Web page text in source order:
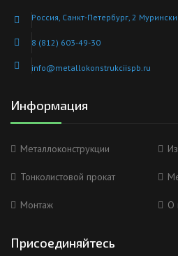
Россия, Санкт-Петербург, 2
8 (812) 603-49-30
info@metallokonstrukciispb.ru
Информация
Металлоконструкции
Тонколистовой прокат
Монтаж О
Присоединяйтесь